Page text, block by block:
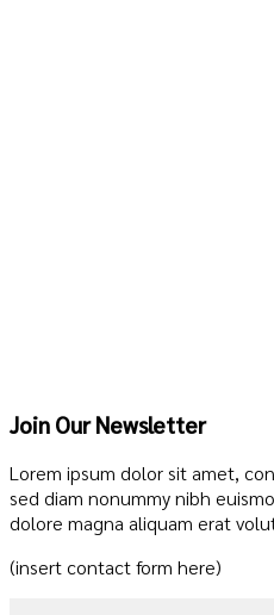
Join Our Newsletter
Lorem ipsum dolor sit amet,
sed diam nonummy nibh
dolore magna aliquam erat
(insert contact form here)